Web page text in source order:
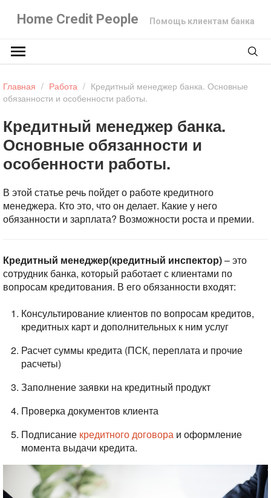
Home Credit People Помощь клиентам банка
Главная / Работа / Кредитный менеджер банка. Основные
обязанности и особенности работы.
Кредитный менеджер банка.
Основные обязанности и
особенности работы.
В этой статье речь пойдет о работе кредитного
менеджера. Кто это, что он делает. Какие у него
обязанности и зарплата? Возможности роста и премии.
Кредитный менеджер(кредитный инспектор)– это
сотрудник банка, который работает с клиентами по
вопросам кредитования. В его обязанности входят:
Консультирование клиентов по вопросам кредитов,
кредитных карт и дополнительных к ним услуг
Расчет суммы кредита (ПСК, переплата и прочие
расчеты)
Заполнение заявки на кредитный продукт
Проверка документов клиента
Подписание кредитного договора и оформление
момента выдачи кредита.